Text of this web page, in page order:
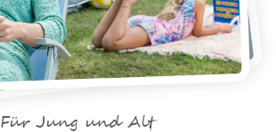
Für Jung und Alt